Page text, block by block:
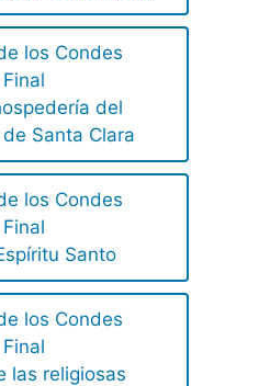
los Condes
Final
del
Santa Clara
los Condes
Final
Santo
los Condes
Final
las religiosas